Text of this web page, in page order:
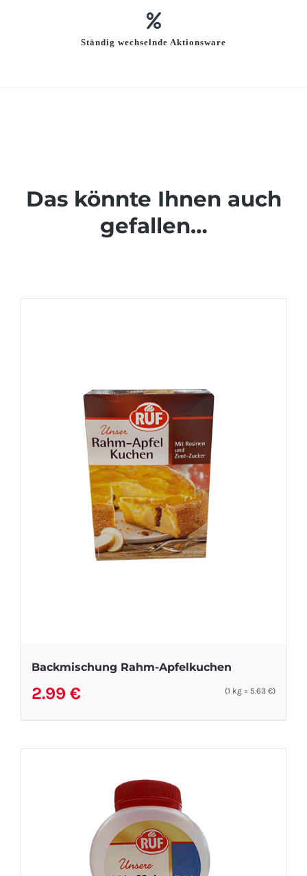
Ständig wechselnde Aktionsware
Das könnte Ihnen auch
gefallen…
Backmischung Rahm-Apfelkuchen
2.99 € (1 kg = 5.63€)